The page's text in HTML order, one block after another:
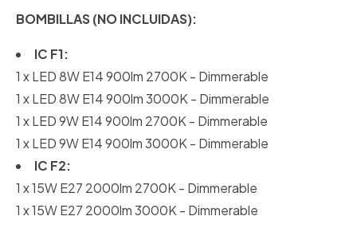
BOMBILLAS (NO INCLUIDAS):
IC F1:
1 x LED 8W E14 900lm 2700K - Dimmerable
1 x LED 8W E14 900lm 3000K - Dimmerable
1 x LED 9W E14 900lm 2700K - Dimmerable
1 x LED 9W E14 900lm 3000K - Dimmerable
IC F2:
1 x 15W E27 2000lm 2700K - Dimmerable
1 x 15W E27 2000lm 3000K - Dimmerable